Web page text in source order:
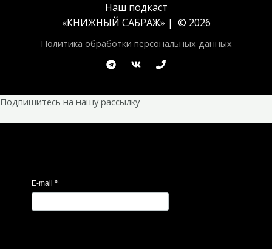
Наш подкаст
«КНИЖНЫЙ САБРАЖ» | © 2026
Политика обработки персональных данных
Подпишитесь на нашу рассылку
E-mail *